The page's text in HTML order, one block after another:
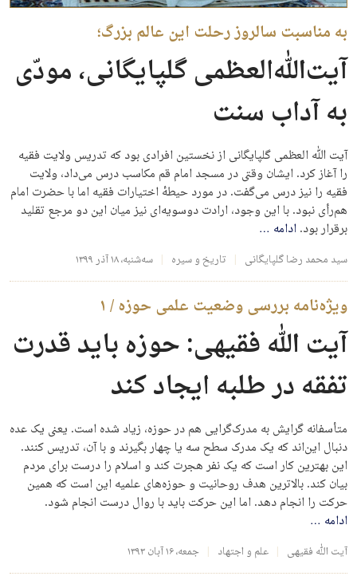
به مناسبت سالروز رحلت این عالم بزرگ؛
آیت‌الله‌العظمی گلپایگانی، مودّی
به آداب سنت
آیت الله العظمی گلپایگانی از نخستین افرادی بود که تدریس ولایت فقیه
را آغاز کرد. ایشان وقتی در مسجد امام قم مکاسب درس می‌داد، ولایت
فقیه را نیز درس می‌گفت. در مورد حیطهٔ اختیارات فقیه اما با حضرت امام
هم‌رأی نبود. با این وجود، ارادت دوسویه‌ای نیز میان این دو مرجع تقلید
برقرار بود.ادامه …
سید محمد رضا گلپایگانی تاریخ و سیره سه‌شنبه، ۱۸ آذر ۱۳۹۹
ویژه‌نامه بررسی وضعیت علمی حوزه / ۱
آیت الله فقیهی: حوزه باید قدرت
تفقه در طلبه ایجاد کند
متأسفانه گرایش به مدرک‌گرایی هم در حوزه، زیاد شده است. یعنی یک عده
دنبال این‌اند که یک مدرک سطح سه یا چهار بگیرند و با آن، تدریس کنند.
این بهترین کار است که یک نفر هجرت کند و اسلام را درست برای مردم
بیان کند. بالاترین هدف روحانیت و حوزه‌های علمیه این است که همین
حرکت را انجام دهد. اما این حرکت باید با روال درست انجام شود.
ادامه …
آیت الله فقیهی علم و اجتهاد جمعه، ۱۶ آبان ۱۳۹۳